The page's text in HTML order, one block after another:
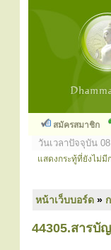
สมัครสมาชิก
วันเวลาปัจจุบัน
แสดงกระทู้ที่ยังไม่มี
หน้าเว็บบอร์ด »
44305.สารบั